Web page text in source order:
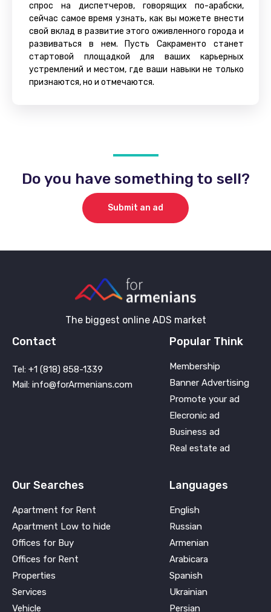
спрос на диспетчеров, говорящих по-арабски,
сейчас самое время узнать, как вы можете внести
свой вклад в развитие этого оживленного города и
развиваться в нем. Пусть Сакраменто станет
стартовой площадкой для ваших карьерных
устремлений и местом, где ваши навыки не только
признаются, но и отмечаются.
Do you have something to sell?
Submit an ad
The biggest online ADS market
Contact
Tel: +1 (818) 858-1339
Mail: info@forArmenians.com
Popular Think
Membership
Banner Advertising
Promote your ad
Elecronic ad
Business ad
Real estate ad
Our Searches
Apartment for Rent
Apartment Low to hide
Offices for Buy
Offices for Rent
Properties
Services
Vehicle
Languages
English
Russian
Armenian
Arabicara
Spanish
Ukrainian
Persian